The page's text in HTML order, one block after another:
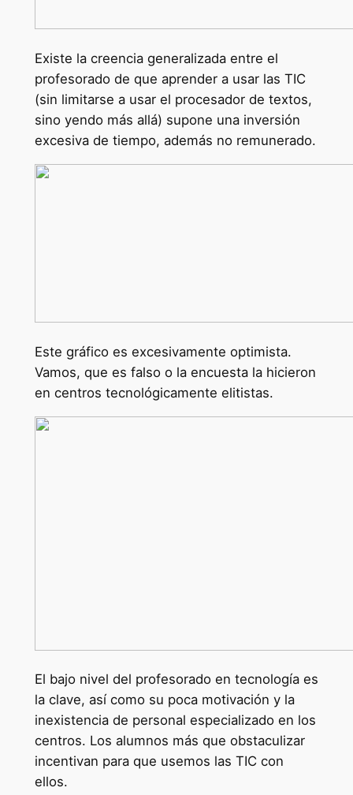
Existe la creencia generalizada entre el
profesorado de que aprender a usar las TIC
(sin limitarse a usar el procesador de textos,
sino yendo más allá) supone una inversión
excesiva de tiempo, además no remunerado.
Este gráfico es excesivamente optimista.
Vamos, que es falso o la encuesta la hicieron
en centros tecnológicamente elitistas.
El bajo nivel del profesorado en tecnología es
la clave, así como su poca motivación y la
inexistencia de personal especializado en los
centros. Los alumnos más que obstaculizar
incentivan para que usemos las TIC con
ellos.